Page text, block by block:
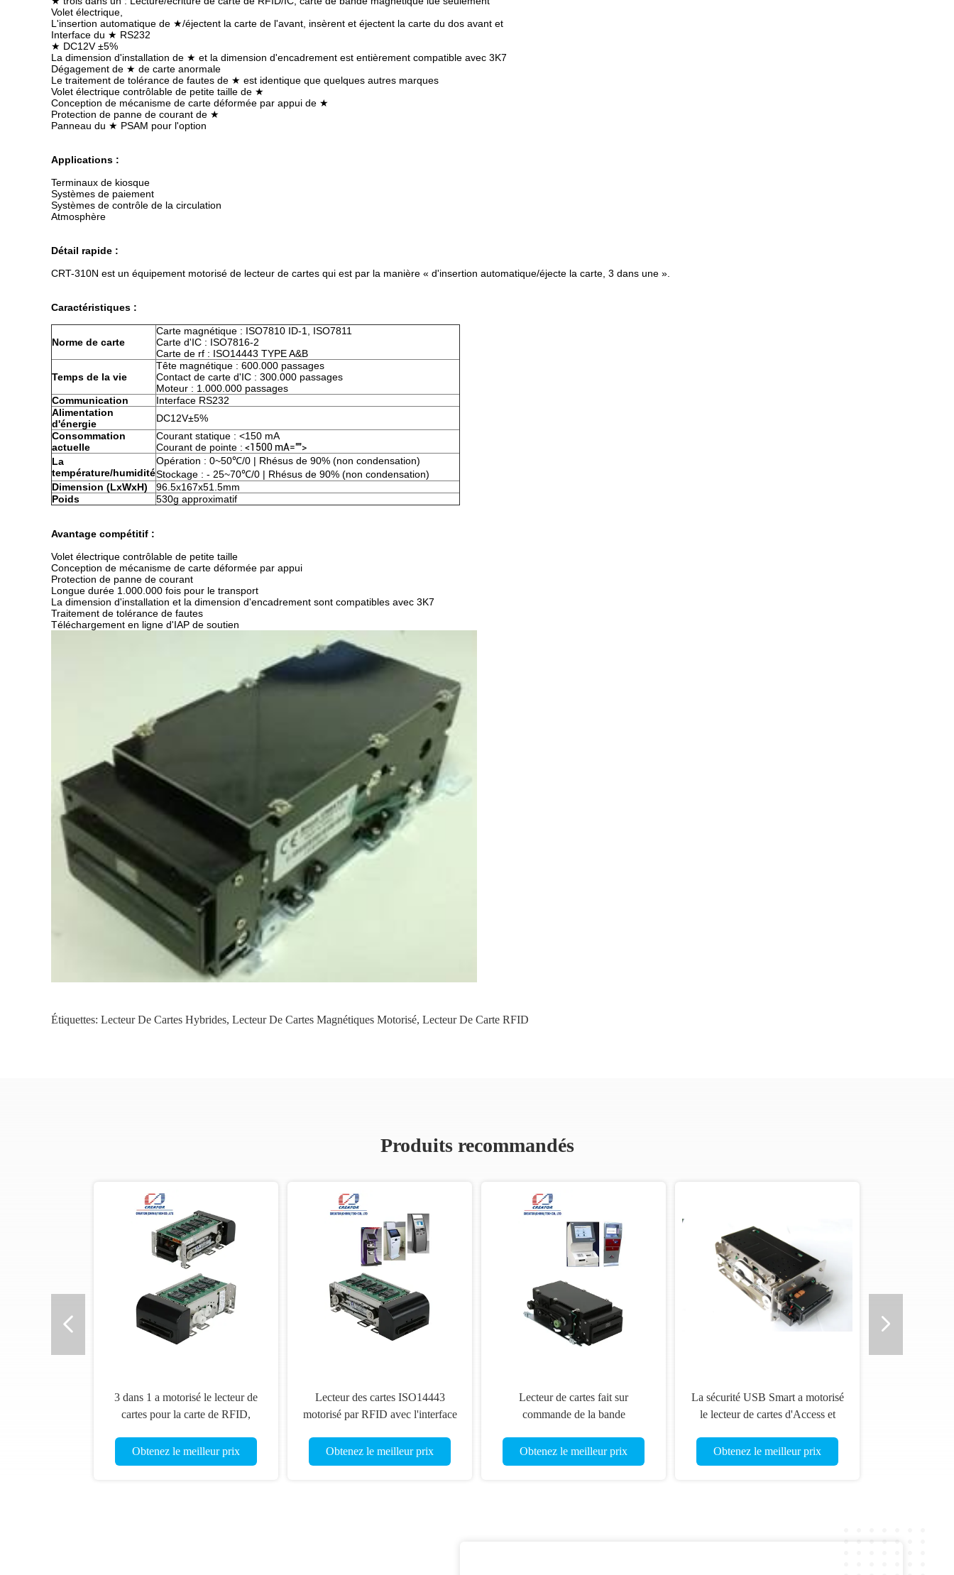
Volet électrique,
L'insertion automatique de ★/éjectent la carte de l'avant, insèrent et éjectent la carte du dos avant et
Interface du ★ RS232
★ DC12V ±5%
La dimension d'installation de ★ et la dimension d'encadrement est entièrement compatible avec 3K7
Dégagement de ★ de carte anormale
Le traitement de tolérance de fautes de ★ est identique que quelques autres marques
Volet électrique contrôlable de petite taille de ★
Conception de mécanisme de carte déformée par appui de ★
Protection de panne de courant de ★
Panneau du ★ PSAM pour l'option
Applications :
Terminaux de kiosque
Systèmes de paiement
Systèmes de contrôle de la circulation
Atmosphère
Détail rapide :
CRT-310N est un équipement motorisé de lecteur de cartes qui est par la manière « d'insertion automatique/éjecte la carte, 3 dans une ».
Caractéristiques :
Norme de carte
Carte magnétique : ISO7810 ID-1, ISO7811
Carte d'IC : ISO7816-2
Carte de rf : ISO14443 TYPE A&B
Temps de la vie
Tête magnétique : 600.000 passages
Contact de carte d'IC : 300.000 passages
Moteur : 1.000.000 passages
Communication
Interface RS232
Alimentation
d'énergie
DC12V±5%
Consommation
actuelle
Courant statique : <150 mA
Courant de pointe : <1500 mA="">
La
température/humidité
Opération : 0~50℃/0 | Rhésus de 90% (non condensation)
Stockage : - 25~70℃/0 | Rhésus de 90% (non condensation)
Dimension (LxWxH)
96.5x167x51.5mm
Poids
530g approximatif
Avantage compétitif :
Volet électrique contrôlable de petite taille
Conception de mécanisme de carte déformée par appui
Protection de panne de courant
Longue durée 1.000.000 fois pour le transport
La dimension d'installation et la dimension d'encadrement sont compatibles avec 3K7
Traitement de tolérance de fautes
Téléchargement en ligne d'IAP de soutien
Étiquettes: Lecteur De Cartes Hybrides, Lecteur De Cartes Magnétiques Motorisé, Lecteur De Carte RFID
Produits recommandés
3 dans 1 a motorisé le lecteur de
cartes pour la carte de RFID,
carte magnétique lue
Obtenez le meilleur prix
Lecteur des cartes ISO14443
motorisé par RFID avec l'interface
magnétique
Obtenez le meilleur prix
Lecteur de cartes fait sur
commande de la bande
ISO7811 de lecteur de cartes de
kiosque de paiement
Obtenez le meilleur prix
La sécurité USB Smart a motorisé
le lecteur de cartes d'Access et
Obtenez le meilleur prix